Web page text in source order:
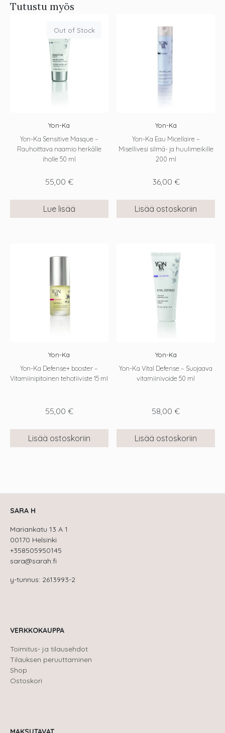
Tutustu myös
Out of Stock
Yon-Ka
Yon-Ka Sensitive Masque –
Rauhoittava naamio herkälle
iholle 50 ml
55,00 €
Lue lisää
Yon-Ka
Yon-Ka Eau Micellaire –
Misellivesi silmä- ja huulimeikille
200 ml
36,00 €
Lisää ostoskoriin
Yon-Ka
Yon-Ka Defense+ booster –
Vitamiinipitoinen tehotiiviste 15 ml
55,00 €
Lisää ostoskoriin
Yon-Ka
Yon-Ka Vital Defense – Suojaava
vitamiinivoide 50 ml
58,00 €
Lisää ostoskoriin
SARA H
Mariankatu 13 A 1
00170 Helsinki
+358505950145
sara@sarah.fi
y-tunnus: 2613993-2
VERKKOKAUPPA
Toimitus- ja tilausehdot
Tilauksen peruuttaminen
Shop
Ostoskori